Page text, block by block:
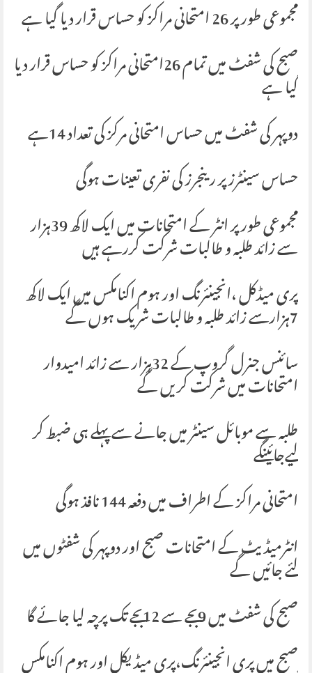
مجموعی طور پر 26 امتحانی مراکز کو حساس قرار دیا گیا ہے
صبح کی شفٹ میں تمام 26امتحانی مراکز کو حساس قرار دیا
گیا ہے
دوپہر کی شفٹ میں حساس امتحانی مرکز کی تعداد 14ہے
حساس سینٹرز پر رینجرز کی نفری تعینات ہوگی
مجموعی طور پر انٹر کے امتحانات میں ایک لاکھ 39ہزار
سے زائد طلبہ و طالبات شرکت کررہے ہیں
پری میڈکل ،انجینئرنگ اور ہوم اکنامکس میں ایک لاکھ
7ہزارسے زائد طلبہ و طالبات شریک ہوں گے
سائنس جنرل گروپ کے 32ہزار سے زائد امیدوارامتحانات میں شرکت کریں گے
طلبہ سے موبائل سینٹر میں جانے سے پہلے ہی ضبط کر
لیےجائینگے
امتحانی مراکز کے اطراف میں دفعہ 144 نافذ ہوگی
انٹرمیڈیٹ کے امتحانات صبح اور دوپہر کی شفٹوں میں
لئے جائیں گے
صبح کی شفٹ میں 9بجے سے 12بجے تک پرچہ لیا جائے گا